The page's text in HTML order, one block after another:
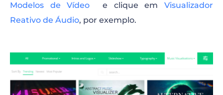
Modelos de Vídeo e clique emVisualizador
Reativo de Áudio, por exemplo.